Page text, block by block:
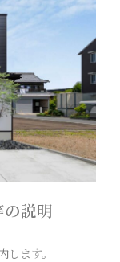
説明
ます。